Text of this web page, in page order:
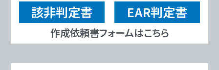
該非判定書 EAR判定書
作成依頼書フォームはこちら